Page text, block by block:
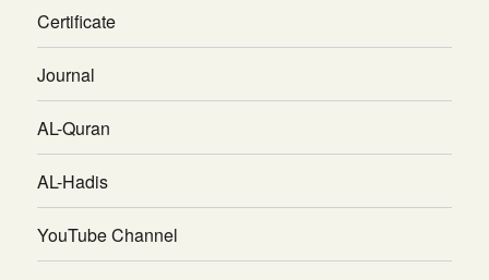
Certificate
Journal
AL-Quran
AL-Hadis
YouTube Channel